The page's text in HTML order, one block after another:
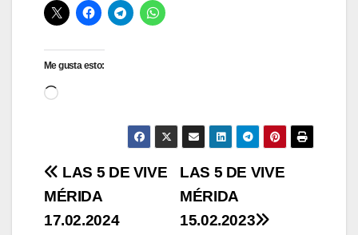
Me gusta esto:
Cargando...
Navegación
de
LAS 5 DE VIVE
MÉRIDA
15.02.2023
LAS 5 DE VIVE
MÉRIDA
17.02.2024